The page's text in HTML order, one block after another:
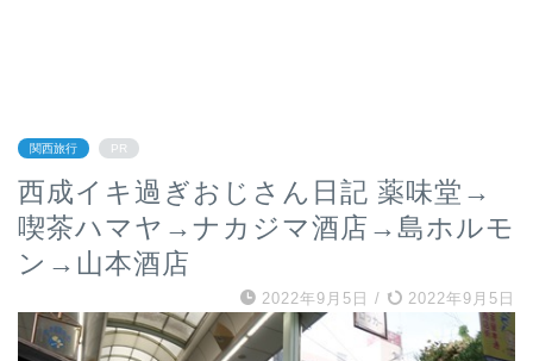
関西旅行 PR
西成イキ過ぎおじさん日記 薬味堂→
喫茶ハマヤ→ナカジマ酒店→島ホルモ
ン→山本酒店
2022年9月5日 / 2022年9月5日